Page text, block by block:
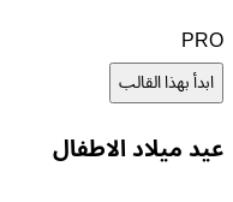
PRO
ابدأ بهذا القالب
عيد ميلاد الاطفال